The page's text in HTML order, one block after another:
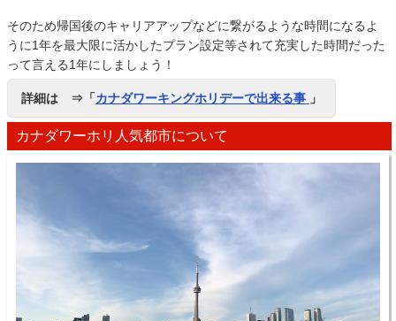
そのため帰国後のキャリアアップなどに繋がるような時間になるよ
うに1年を最大限に活かしたプラン設定等されて充実した時間だった
って言える1年にしましょう！
詳細は ⇒「カナダワーキングホリデーで出来る事 」
カナダワーホリ人気都市について